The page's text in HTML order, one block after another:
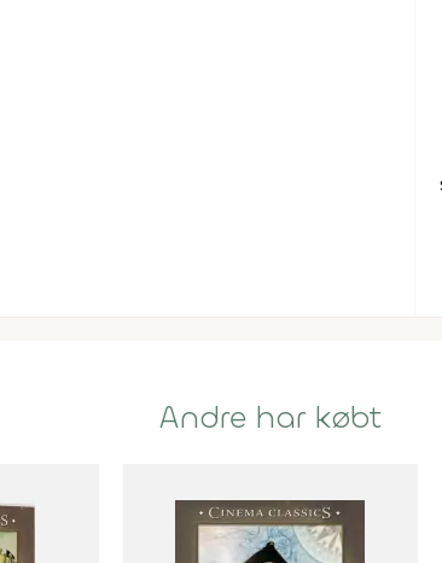
Andre har købt